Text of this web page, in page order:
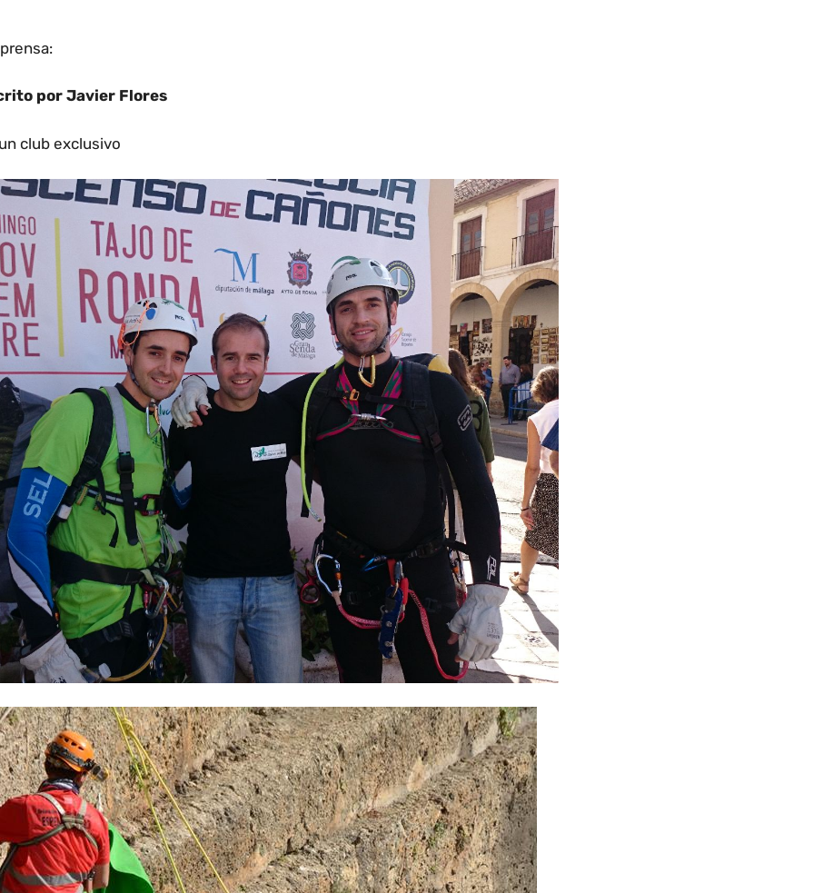
por Javier Flores
club exclusivo